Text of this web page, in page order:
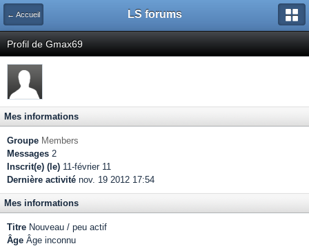
← Accueil LS forums
Profil de Gmax69
Mes informations
Groupe Members
Messages 2
Inscrit(e) (le) 11-février 11
Dernière activité nov. 19 2012 17:54
Mes informations
Titre Nouveau / peu actif
Âge Âge inconnu